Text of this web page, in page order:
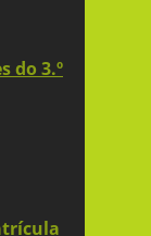
do 3.º